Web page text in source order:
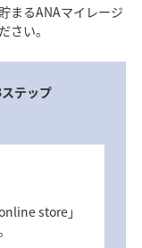
まるANAマイレージ
さい。
テップ
store」